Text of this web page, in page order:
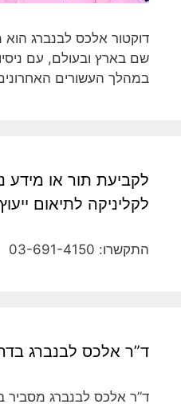
דוקטור אלכס לבנברג
שם בארץ ובעולם, עם
במהלך העשורים
לקביעת תור או מידע
לקליניקה לתיאום
התקשרו: 03-691-4150
ד”ר אלכס לבנברג
ד”ר אלכס לבנברג